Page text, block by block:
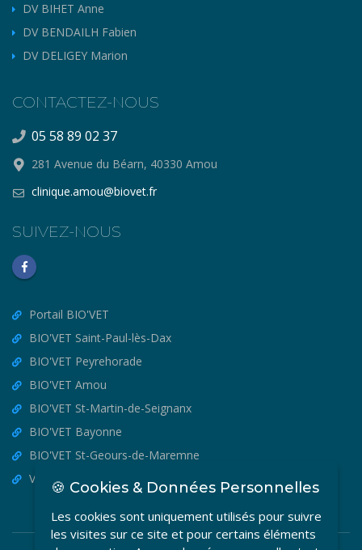
DV BIHET Anne
DV BENDAILH Fabien
DV DELIGEY Marion
CONTACTEZ-NOUS
05 58 89 02 37
281 Avenue du Béarn, 40330 Amou
clinique.amou@biovet.fr
SUIVEZ-NOUS
Portail BIO'VET
BIO'VET Saint-Paul-lès-Dax
BIO'VET Peyrehorade
BIO'VET Amou
BIO'VET St-Martin-de-Seignanx
BIO'VET Bayonne
BIO'VET St-Geours-de-Maremne
VET'OSTEO
🍪 Cookies & Données Personnelles
Les cookies sont uniquement utilisés pour suivre
les visites sur ce site et pour certains éléments